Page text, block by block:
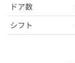
ドア数
シフト